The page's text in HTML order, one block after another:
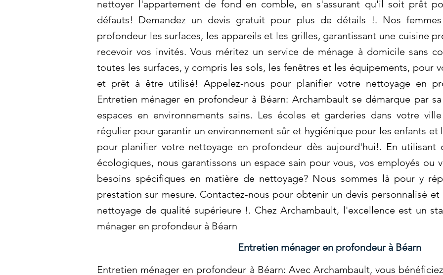
nettoyer l'appartement de fond en comble, en s'assurant qu'il soit prêt
défauts! Demandez un devis gratuit pour plus de détails !. Nos
profondeur les surfaces, les appareils et les grilles, garantissant une cuisine
recevoir vos invités. Vous méritez un service de ménage à domicile sans
toutes les surfaces, y compris les sols, les fenêtres et les équipements, pour
et prêt à être utilisé! Appelez-nous pour planifier votre nettoyage en
Entretien ménager en profondeur à Béarn: Archambault se démarque par
espaces en environnements sains. Les écoles et garderies dans votre
régulier pour garantir un environnement sûr et hygiénique pour les enfants et
pour planifier votre nettoyage en profondeur dès aujourd'hui!. En utilisant
écologiques, nous garantissons un espace sain pour vous, vos employés ou
besoins spécifiques en matière de nettoyage? Nous sommes là pour y
prestation sur mesure. Contactez-nous pour obtenir un devis personnalisé
nettoyage de qualité supérieure !. Chez Archambault, l'excellence est un
ménager en profondeur à Béarn
Entretien ménager en profondeur à Béarn
Entretien ménager en profondeur à Béarn: Avec Archambault, vous